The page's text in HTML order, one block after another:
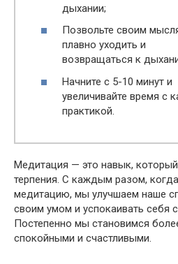
дыхании;
Позвольте своим
плавно уходить и
возвращаться к
Начните с 5-10 минут и
увеличивайте время с
практикой.
Медитация — это навык, который
терпения. С каждым разом,
медитацию, мы улучшаем наше
своим умом и успокаивать себя
Постепенно мы становимся
спокойными и счастливыми.